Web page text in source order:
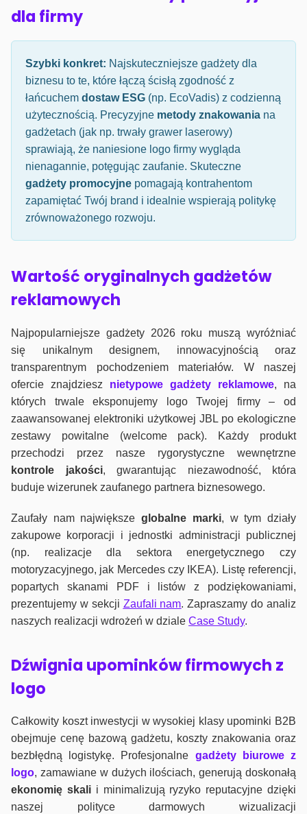
dla firmy
Szybki konkret: Najskuteczniejsze gadżety dla
biznesu to te, które łączą ścisłą zgodność z
łańcuchem dostaw ESG (np. EcoVadis) z codzienną
użytecznością. Precyzyjne metody znakowania na
gadżetach (jak np. trwały grawer laserowy)
sprawiają, że naniesione logo firmy wygląda
nienagannie, potęgując zaufanie. Skuteczne
gadżety promocyjne pomagają kontrahentom
zapamiętać Twój brand i idealnie wspierają politykę
zrównoważonego rozwoju.
Wartość oryginalnych gadżetów
reklamowych
Najpopularniejsze gadżety 2026 roku muszą wyróżniać
się unikalnym designem, innowacyjnością oraz
transparentnym pochodzeniem materiałów. W naszej
ofercie znajdziesz nietypowe gadżety reklamowe, na
których trwale eksponujemy logo Twojej firmy – od
zaawansowanej elektroniki użytkowej JBL po ekologiczne
zestawy powitalne (welcome pack). Każdy produkt
przechodzi przez nasze rygorystyczne wewnętrzne
kontrole jakości, gwarantując niezawodność, która
buduje wizerunek zaufanego partnera biznesowego.
Zaufały nam największeglobalne marki, w tym działy
zakupowe korporacji i jednostki administracji publicznej
(np. realizacje dla sektora energetycznego czy
motoryzacyjnego, jak Mercedes czy IKEA). Listę referencji,
popartych skanami PDF i listów z podziękowaniami,
prezentujemy w sekcji Zaufali nam. Zapraszamy do analiz
naszych realizacji wdrożeń w dziale Case Study.
Dźwignia upominków firmowych z
logo
Całkowity koszt inwestycji w wysokiej klasy upominki B2B
obejmuje cenę bazową gadżetu, koszty znakowania oraz
bezbłędną logistykę. Profesjonalne gadżety biurowe z
logo, zamawiane w dużych ilościach, generują doskonałą
ekonomię skalii minimalizują ryzyko reputacyjne dzięki
naszej polityce darmowych wizualizacji